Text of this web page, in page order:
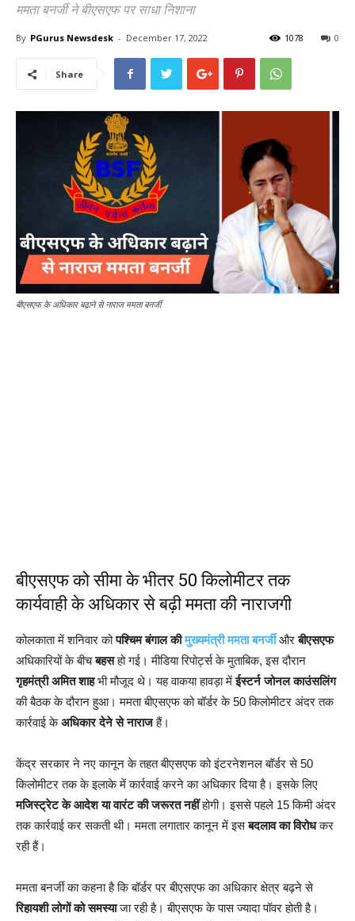
ममता बनर्जी ने बीएसएफ पर साधा निशाना
By PGurus Newsdesk - December 17, 2022 0
1078
Share
बीएसएफ के अधिकार बढ़ाने से नाराज ममता बनर्जी
बीएसएफ को सीमा के भीतर 50 किलोमीटर तक
कार्यवाही के अधिकार से बढ़ी ममता की नाराजगी
कोलकाता में शनिवार कोपश्चिम बंगाल कीमुख्यमंत्री ममता बनर्जीऔरबीएसएफ
अधिकारियों के बीचबहसहो गई। मीडिया रिपोर्ट्स के मुताबिक, इस दौरान
गृहमंत्री अमित शाहभी मौजूद थे। यह वाकया हावड़ा मेंईस्टर्न जोनल काउंसलिंग
की बैठक के दौरान हुआ। ममता बीएसएफ को बॉर्डर के 50 किलोमीटर अंदर तक
कार्रवाई केअधिकार देने से नाराजहैं।
केंद्र सरकार ने नए कानून के तहत बीएसएफ को इंटरनेशनल बॉर्डर से 50
किलोमीटर तक के इलाके में कार्रवाई करने का अधिकार दिया है। इसके लिए
मजिस्ट्रेट के आदेश या वारंट की जरूरत नहींहोगी। इससे पहले 15 किमी अंदर
तक कार्रवाई कर सकती थी। ममता लगातार कानून में इसबदलाव का विरोधकर
रही हैं।
ममता बनर्जी का कहना है कि बॉर्डर पर बीएसएफ का अधिकार क्षेत्र बढ़ने से
रिहायशी लोगों को समस्याजा रही है। बीएसएफ के पास ज्यादा पॉवर होती है।